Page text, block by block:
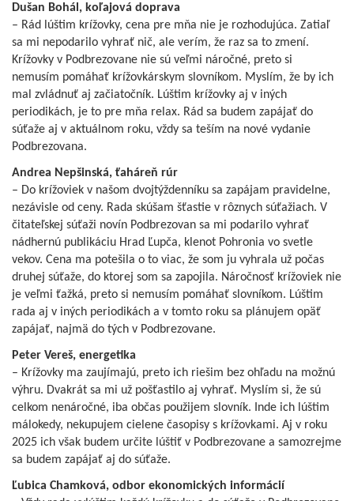
Dušan Bohál, koľajová doprava
– Rád lúštim krížovky, cena pre mňa nie je rozhodujúca. Zatiaľ
sa mi nepodarilo vyhrať nič, ale verím, že raz sa to zmení.
Krížovky v Podbrezovane nie sú veľmi náročné, preto si
nemusím pomáhať krížovkárskym slovníkom. Myslím, že by ich
mal zvládnuť aj začiatočník. Lúštim krížovky aj v iných
periodikách, je to pre mňa relax. Rád sa budem zapájať do
súťaže aj v aktuálnom roku, vždy sa teším na nové vydanie
Podbrezovana.
Andrea Nepšinská, ťaháreň rúr
– Do krížoviek v našom dvojtýždenníku sa zapájam pravidelne,
nezávisle od ceny. Rada skúšam šťastie v rôznych súťažiach. V
čitateľskej súťaži novín Podbrezovan sa mi podarilo vyhrať
nádhernú publikáciu Hrad Ľupča, klenot Pohronia vo svetle
vekov. Cena ma potešila o to viac, že som ju vyhrala už počas
druhej súťaže, do ktorej som sa zapojila. Náročnosť krížoviek nie
je veľmi ťažká, preto si nemusím pomáhať slovníkom. Lúštim
rada aj v iných periodikách a v tomto roku sa plánujem opäť
zapájať, najmä do tých v Podbrezovane.
Peter Vereš, energetika
– Krížovky ma zaujímajú, preto ich riešim bez ohľadu na možnú
výhru. Dvakrát sa mi už pošťastilo aj vyhrať. Myslím si, že sú
celkom nenáročné, iba občas použijem slovník. Inde ich lúštim
málokedy, nekupujem cielene časopisy s krížovkami. Aj v roku
2025 ich však budem určite lúštiť v Podbrezovane a samozrejme
sa budem zapájať aj do súťaže.
Ľubica Chamková, odbor ekonomických informácií